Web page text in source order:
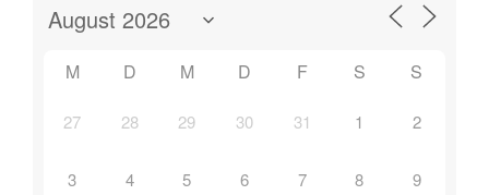
M D M D F S S
27 28 29 30 31 1 2
3 4 5 6 7 8 9